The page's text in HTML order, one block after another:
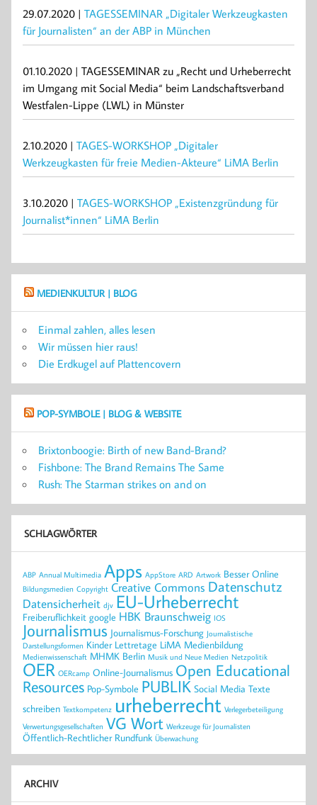
29.07.2020 | TAGESSEMINAR „Digitaler Werkzeugkasten
für Journalisten“ an der ABP in München
01.10.2020 | TAGESSEMINAR zu „Recht und Urheberrecht
im Umgang mit Social Media“ beim Landschaftsverband
Westfalen-Lippe (LWL) in Münster
2.10.2020 | TAGES-WORKSHOP „Digitaler
Werkzeugkasten für freie Medien-Akteure“ LiMA Berlin
3.10.2020 | TAGES-WORKSHOP „Existenzgründung für
Journalist*innen“ LiMA Berlin
MEDIENKULTUR | BLOG
Einmal zahlen, alles lesen
Wir müssen hier raus!
Die Erdkugel auf Plattencovern
POP-SYMBOLE | BLOG & WEBSITE
Brixtonboogie: Birth of new Band-Brand?
Fishbone: The Brand Remains The Same
Rush: The Starman strikes on and on
SCHLAGWÖRTER
ABP Annual Multimedia Apps AppStore ARD Artwork Besser Online
Bildungsmedien Copyright Creative Commons Datenschutz
Datensicherheit djv EU-Urheberrecht
Freiberuflichkeit google HBK Braunschweig IOS
Journalismus Journalismus-Forschung Journalistische
Darstellungsformen Kinder Lettretage LiMA Medienbildung
Medienwissenschaft MHMK Berlin Musik und Neue Medien Netzpolitik
OER OERcamp Online-Journalismus Open Educational
Resources Pop-Symbole PUBLIK Social Media Texte
schreiben Textkompetenz urheberrecht Verlegerbeteiligung
Verwertungsgesellschaften VG Wort Werkzeuge für Journalisten
Öffentlich-Rechtlicher Rundfunk Überwachung
ARCHIV